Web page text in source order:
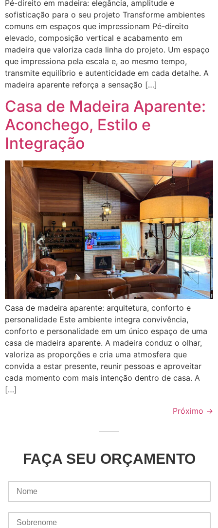
Pé-direito em madeira: elegância, amplitude e
sofisticação para o seu projeto Transforme ambientes
comuns em espaços que impressionam Pé-direito
elevado, composição vertical e acabamento em
madeira que valoriza cada linha do projeto. Um espaço
que impressiona pela escala e, ao mesmo tempo,
transmite equilíbrio e autenticidade em cada detalhe. A
madeira aparente reforça a sensação […]
Casa de Madeira Aparente:
Aconchego, Estilo e
Integração
Casa de madeira aparente: arquitetura, conforto e
personalidade Este ambiente integra convivência,
conforto e personalidade em um único espaço de uma
casa de madeira aparente. A madeira conduz o olhar,
valoriza as proporções e cria uma atmosfera que
convida a estar presente, reunir pessoas e aproveitar
cada momento com mais intenção dentro de casa. A
[…]
Próximo →
FAÇA SEU ORÇAMENTO